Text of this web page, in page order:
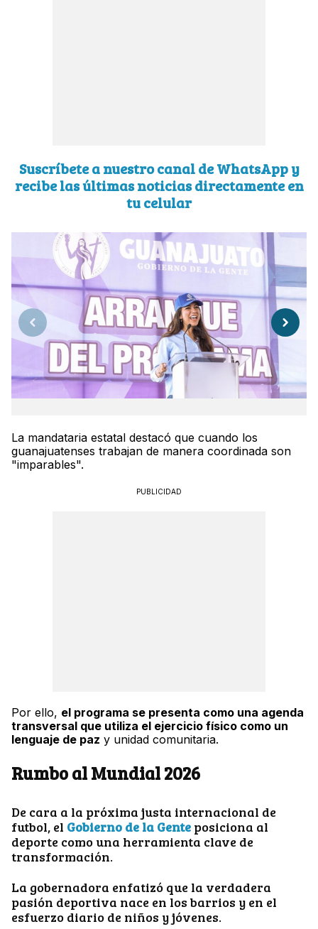
Suscríbete a nuestro canal de WhatsApp y
recibe las últimas noticias directamente en
tu celular
La mandataria estatal destacó que cuando los
guanajuatenses trabajan de manera coordinada son
"imparables".
PUBLICIDAD
Por ello, el programa se presenta como una agenda
transversal que utiliza el ejercicio físico como un
lenguaje de paz y unidad comunitaria.
Rumbo al Mundial 2026
De cara a la próxima justa internacional de
futbol, el Gobierno de la Gente posiciona al
deporte como una herramienta clave de
transformación.
La gobernadora enfatizó que la verdadera
pasión deportiva nace en los barrios y en el
esfuerzo diario de niños y jóvenes.